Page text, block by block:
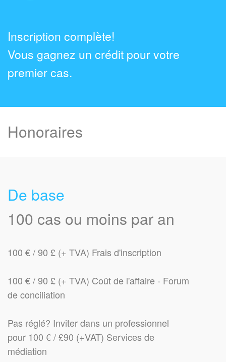
Inscription complète!
Vous gagnez un crédit pour votre
premier cas.
Honoraires
De base
100 cas ou moins par an
100 € / 90 £ (+ TVA) Frais d'inscription
100 € / 90 £ (+ TVA) Coût de l'affaire - Forum
de conciliation
Pas réglé? Inviter dans un professionnel
pour 100 € /£90 (+VAT) Services de
médiation